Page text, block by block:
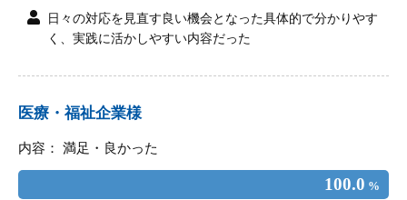
日々の対応を見直す良い機会となった具体的で分かりやす
く、実践に活かしやすい内容だった
医療・福祉企業様
内容： 満足・良かった
100.0 %